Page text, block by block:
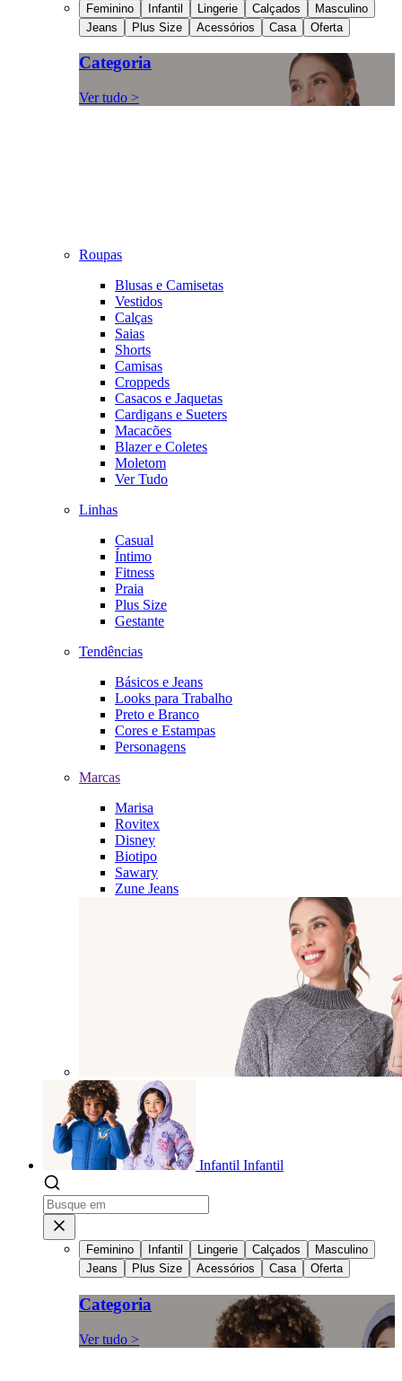
Feminino Infantil Lingerie Calçados
Masculino
Jeans
Plus Size Acessórios Casa Oferta
Categoria
Ver tudo >
Roupas
Blusas e Camisetas
Vestidos
Calças
Saias
Shorts
Camisas
Croppeds
Casacos e Jaquetas
Cardigans e Sueters
Macacões
Blazer e Coletes
Moletom
Ver Tudo
Linhas
Casual
Íntimo
Fitness
Praia
Plus Size
Gestante
Tendências
Básicos e Jeans
Looks para Trabalho
Preto e Branco
Cores e Estampas
Personagens
Marcas
Marisa
Rovitex
Disney
Biotipo
Sawary
Zune Jeans
Infantil Infantil
Feminino Infantil Lingerie Calçados
Masculino
Jeans
Plus Size Acessórios Casa Oferta
Categoria
Ver tudo >